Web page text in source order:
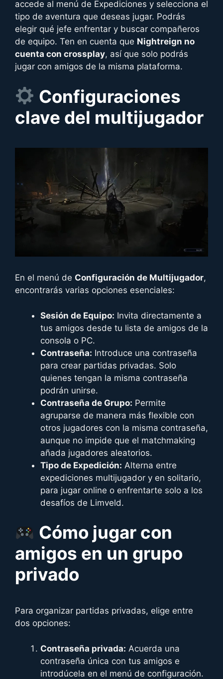
accede al menú de Expediciones y selecciona el
tipo de aventura que deseas jugar. Podrás
elegir qué jefe enfrentar y buscar compañeros
de equipo. Ten en cuenta que Nightreign no
cuenta con crossplay, así que solo podrás
jugar con amigos de la misma plataforma.
Configuraciones
clave del multijugador
En el menú de Configuración de Multijugador,
encontrarás varias opciones esenciales:
Sesión de Equipo: Invita directamente a
tus amigos desde tu lista de amigos de la
consola o PC.
Contraseña: Introduce una contraseña
para crear partidas privadas. Solo
quienes tengan la misma contraseña
podrán unirse.
Contraseña de Grupo: Permite
agruparse de manera más flexible con
otros jugadores con la misma contraseña,
aunque no impide que el matchmaking
añada jugadores aleatorios.
Tipo de Expedición: Alterna entre
expediciones multijugador y en solitario,
para jugar online o enfrentarte solo a los
desafíos de Limveld.
Cómo jugar con
amigos en un grupo
privado
Para organizar partidas privadas, elige entre
dos opciones:
Contraseña privada: Acuerda una
contraseña única con tus amigos e
introdúcela en el menú de configuración.